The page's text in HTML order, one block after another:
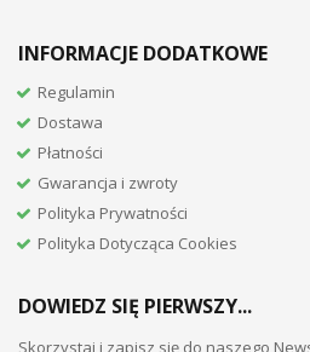
INFORMACJE DODATKOWE
Regulamin
Dostawa
Płatności
Gwarancja i zwroty
Polityka Prywatności
Polityka Dotycząca Cookies
DOWIEDZ SIĘ PIERWSZY...
Skorzystaj i zapisz się do naszego